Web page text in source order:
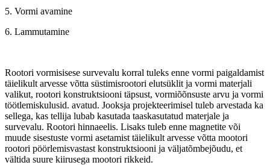
5. Vormi avamine
6. Lammutamine
Rootori vormisisese survevalu korral tuleks enne vormi paigaldamist
täielikult arvesse võtta süstimisrootori elutsüklit ja vormi materjali
valikut, rootori konstruktsiooni täpsust, vormiõõnsuste arvu ja vormi
töötlemiskulusid. avatud. Jooksja projekteerimisel tuleb arvestada ka
sellega, kas tellija lubab kasutada taaskasutatud materjale ja
survevalu. Rootori hinnaeelis. Lisaks tuleb enne magnetite või
muude sisestuste vormi asetamist täielikult arvesse võtta mootori
rootori pöörlemisvastast konstruktsiooni ja väljatõmbejõudu, et
vältida suure kiirusega mootori rikkeid.